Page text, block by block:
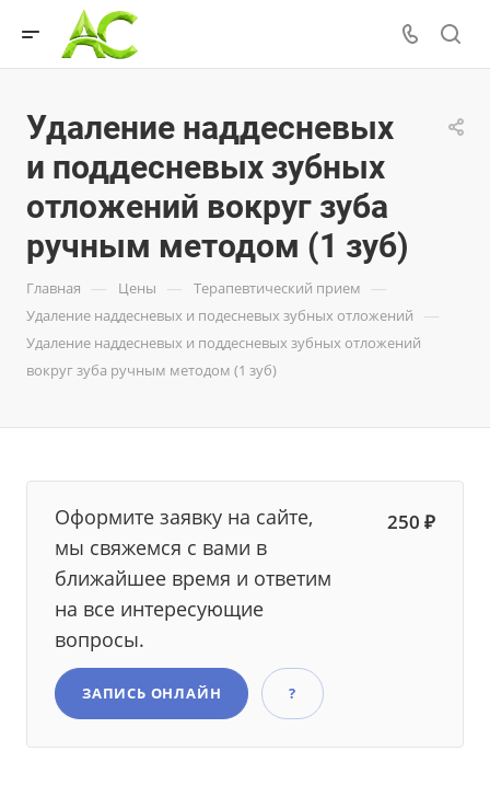
Удаление наддесневых
и поддесневых зубных
отложений вокруг зуба
ручным методом (1 зуб)
Главная — Цены — Терапевтический прием —
Удаление наддесневых и подесневых зубных отложений —
Удаление наддесневых и поддесневых зубных отложений
вокруг зуба ручным методом (1 зуб)
Оформите заявку на сайте,
мы свяжемся с вами в
ближайшее время и ответим
на все интересующие
вопросы.
250 ₽
ЗАПИСЬ ОНЛАЙН ?